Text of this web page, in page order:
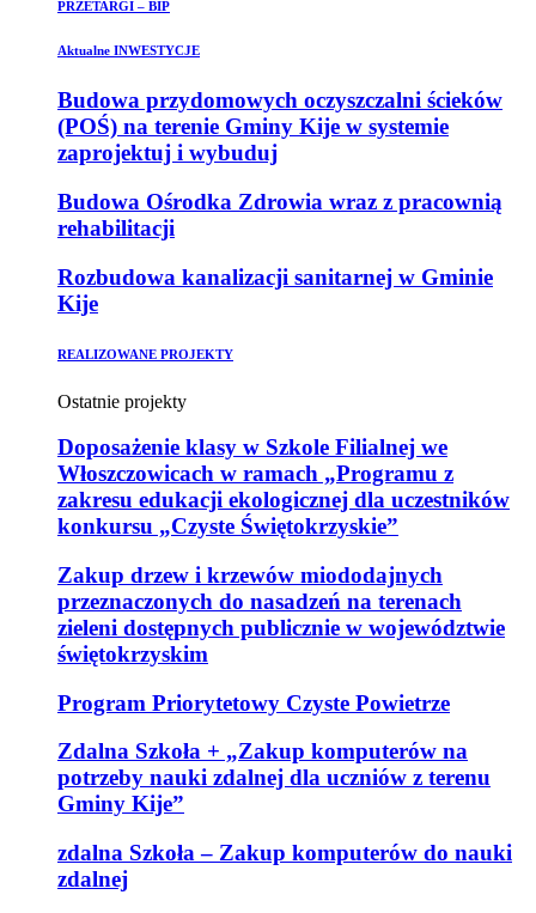
PRZETARGI – BIP
Aktualne INWESTYCJE
Budowa przydomowych oczyszczalni ścieków
(POŚ) na terenie Gminy Kije w systemie
zaprojektuj i wybuduj
Budowa Ośrodka Zdrowia wraz z pracownią
rehabilitacji
Rozbudowa kanalizacji sanitarnej w Gminie
Kije
REALIZOWANE PROJEKTY
Ostatnie projekty
Doposażenie klasy w Szkole Filialnej we
Włoszczowicach w ramach „Programu z
zakresu edukacji ekologicznej dla uczestników
konkursu „Czyste Świętokrzyskie”
Zakup drzew i krzewów miododajnych
przeznaczonych do nasadzeń na terenach
zieleni dostępnych publicznie w województwie
świętokrzyskim
Program Priorytetowy Czyste Powietrze
Zdalna Szkoła + „Zakup komputerów na
potrzeby nauki zdalnej dla uczniów z terenu
Gminy Kije”
zdalna Szkoła – Zakup komputerów do nauki
zdalnej